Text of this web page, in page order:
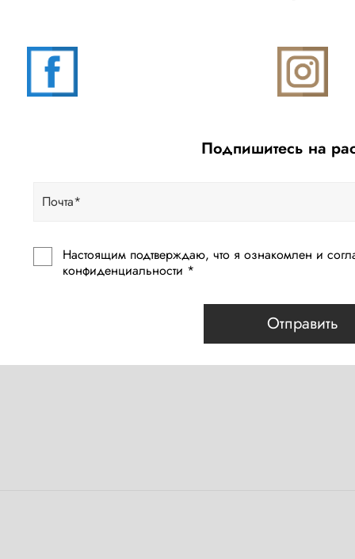
Подпишитесь на
Настоящим подтверждаю, что я ознакомлен и
конфиденциальности *
Отправить